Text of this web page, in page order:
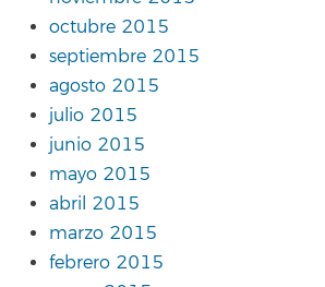
octubre 2015
septiembre 2015
agosto 2015
julio 2015
junio 2015
mayo 2015
abril 2015
marzo 2015
febrero 2015